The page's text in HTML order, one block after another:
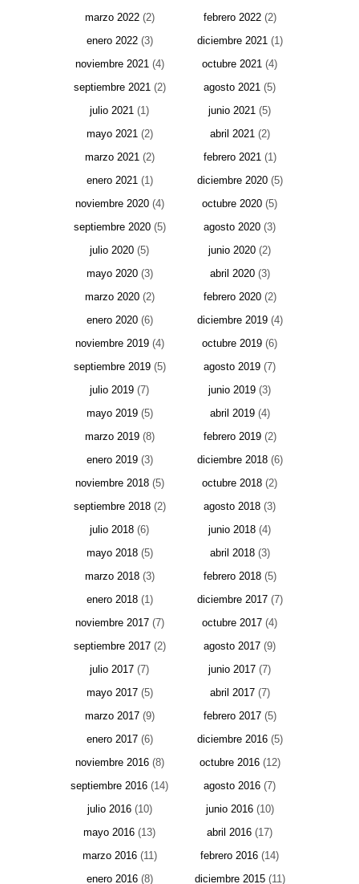
marzo 2022(2) febrero 2022(2)
enero 2022(3) diciembre 2021(1)
noviembre 2021(4) octubre 2021 (4)
septiembre 2021(2) agosto 2021 (5)
julio 2021 (1) junio 2021 (5)
mayo 2021(2) abril 2021(2)
marzo 2021(2) febrero 2021(1)
enero 2021(1) diciembre 2020(5)
noviembre 2020(4) octubre 2020 (5)
septiembre 2020(5) agosto 2020 (3)
julio 2020 (5) junio 2020 (2)
mayo 2020(3) abril 2020(3)
marzo 2020(2) febrero 2020(2)
enero 2020(6) diciembre 2019(4)
noviembre 2019(4) octubre 2019 (6)
septiembre 2019(5) agosto 2019 (7)
julio 2019 (7) junio 2019 (3)
mayo 2019(5) abril 2019(4)
marzo 2019(8) febrero 2019(2)
enero 2019(3) diciembre 2018(6)
noviembre 2018(5) octubre 2018 (2)
septiembre 2018(2) agosto 2018 (3)
julio 2018 (6) junio 2018 (4)
mayo 2018(5) abril 2018(3)
marzo 2018(3) febrero 2018(5)
enero 2018(1) diciembre 2017(7)
noviembre 2017(7) octubre 2017 (4)
septiembre 2017(2) agosto 2017 (9)
julio 2017 (7) junio 2017 (7)
mayo 2017(5) abril 2017(7)
marzo 2017(9) febrero 2017(5)
enero 2017(6) diciembre 2016(5)
noviembre 2016(8) octubre 2016(12)
septiembre 2016 (14) agosto 2016 (7)
julio 2016(10) junio 2016(10)
mayo 2016 (13) abril 2016 (17)
marzo 2016(11) febrero 2016 (14)
enero 2016(8) diciembre 2015(11)